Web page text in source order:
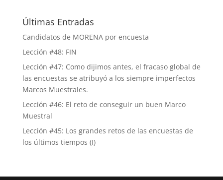
Últimas Entradas
Candidatos de MORENA por encuesta
Lección #48: FIN
Lección #47: Como dijimos antes, el fracaso global de
las encuestas se atribuyó a los siempre imperfectos
Marcos Muestrales.
Lección #46: El reto de conseguir un buen Marco
Muestral
Lección #45: Los grandes retos de las encuestas de
los últimos tiempos (I)